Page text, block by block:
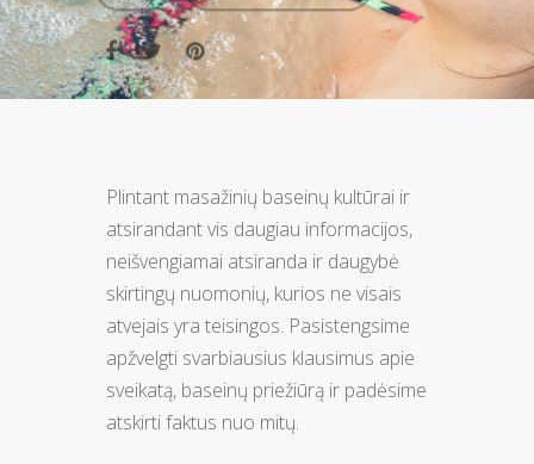
Plintant masažinių baseinų kultūrai ir
atsirandant vis daugiau informacijos,
neišvengiamai atsiranda ir daugybė
skirtingų nuomonių, kurios ne visais
atvejais yra teisingos. Pasistengsime
apžvelgti svarbiausius klausimus apie
sveikatą, baseinų priežiūrą ir padėsime
atskirti faktus nuo mitų.